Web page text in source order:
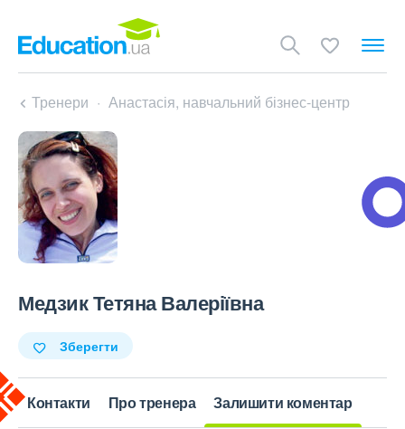
Тренери Анастасія, навчальний бізнес-центр
Медзик Тетяна Валеріївна
Зберегти
Контакти Про тренера Залишити коментар